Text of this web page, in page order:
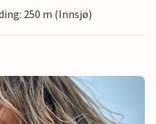
250 m (Innsjø)